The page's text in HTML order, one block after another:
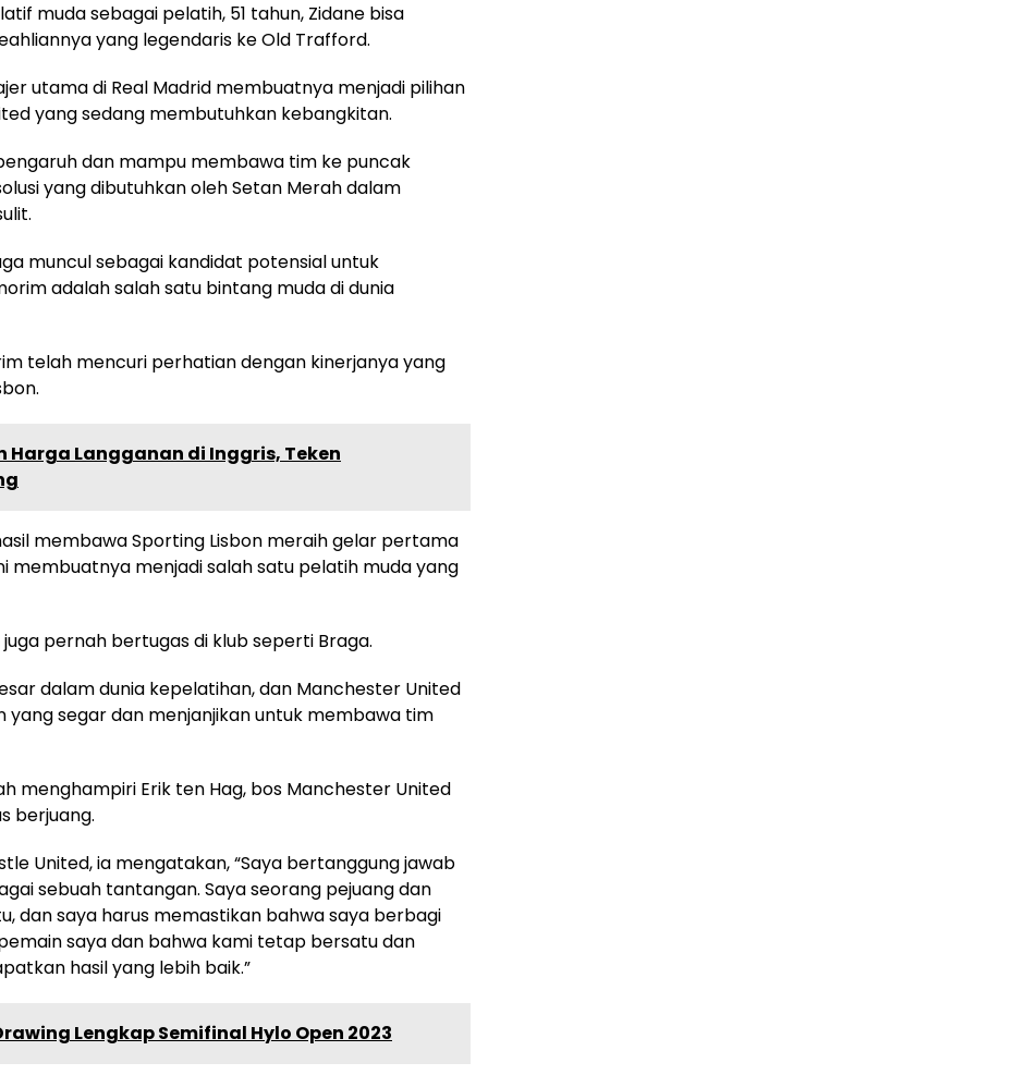
muda sebagai pelatih, 51 tahun, Zidane bisa
yang legendaris ke Old Trafford.
utama di Real Madrid membuatnya menjadi pilihan
yang sedang membutuhkan kebangkitan.
dan mampu membawa tim ke puncak
yang dibutuhkan oleh Setan Merah dalam
muncul sebagai kandidat potensial untuk
adalah salah satu bintang muda di dunia
telah mencuri perhatian dengan kinerjanya yang
Harga Langganan di Inggris, Teken
membawa Sporting Lisbon meraih gelar pertama
membuatnya menjadi salah satu pelatih muda yang
pernah bertugas di klub seperti Braga.
dalam dunia kepelatihan, dan Manchester United
yang segar dan menjanjikan untuk membawa tim
menghampiri Erik ten Hag, bos Manchester United
berjuang.
United, ia mengatakan, “Saya bertanggung jawab
sebuah tantangan. Saya seorang pejuang dan
dan saya harus memastikan bahwa saya berbagi
saya dan bahwa kami tetap bersatu dan
hasil yang lebih baik.”
Lengkap Semifinal Hylo Open 2023